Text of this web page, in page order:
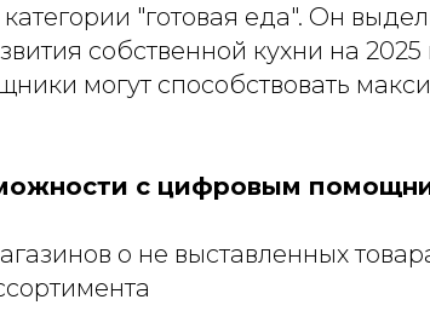
"готовая еда". Он
собственной кухни на 2025
могут способствовать
с цифровым
о не выставленных